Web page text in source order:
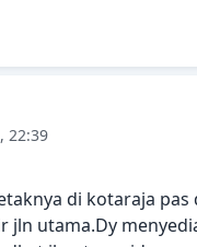
22:39
di kotaraja
jln utama.Dy